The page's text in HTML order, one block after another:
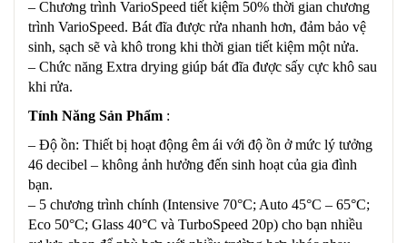
– Chương trình VarioSpeed tiết kiệm 50% thời gian chương
trình VarioSpeed. Bát đĩa được rửa nhanh hơn, đảm bảo vệ
sinh, sạch sẽ và khô trong khi thời gian tiết kiệm một nửa.
– Chức năng Extra drying giúp bát đĩa được sấy cực khô sau
khi rửa.
Tính Năng Sản Phẩm :
– Độ ồn: Thiết bị hoạt động êm ái với độ ồn ở mức lý tưởng
46 decibel – không ảnh hưởng đến sinh hoạt của gia đình
bạn.
– 5 chương trình chính (Intensive 70°C; Auto 45°C – 65°C;
Eco 50°C; Glass 40°C và TurboSpeed 20p) cho bạn nhiều